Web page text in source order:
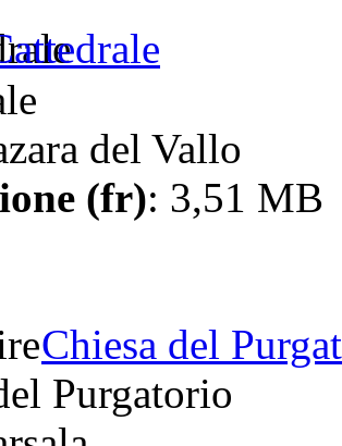
del Vallo
(fr): 3,51 MB
Chiesa del
Purgatorio